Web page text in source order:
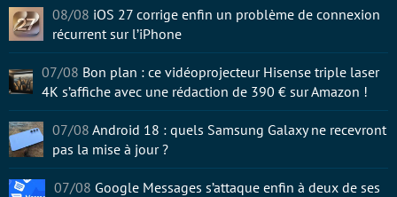
08/08 iOS 27 corrige enfin un problème de connexion
récurrent sur l’iPhone
07/08 Bon plan : ce vidéoprojecteur Hisense triple laser
4K s’affiche avec une rédaction de 390 € sur Amazon !
07/08 Android 18 : quels Samsung Galaxy ne recevront
pas la mise à jour ?
07/08 Google Messages s’attaque enfin à deux de ses